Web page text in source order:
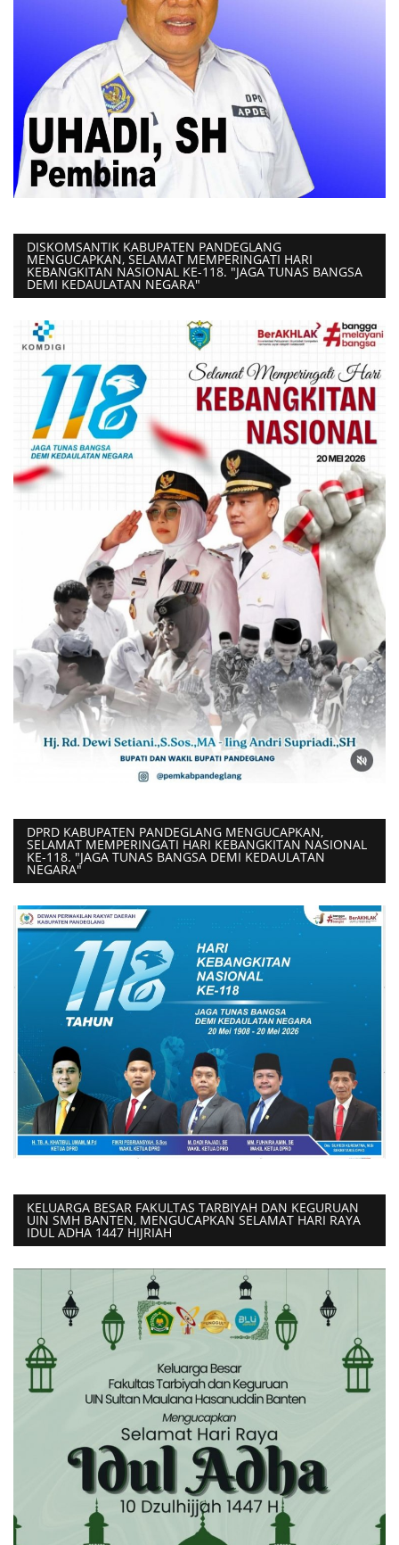
DISKOMSANTIK KABUPATEN PANDEGLANG
MENGUCAPKAN, SELAMAT MEMPERINGATI HARI
KEBANGKITAN NASIONAL KE-118. "JAGA TUNAS BANGSA
DEMI KEDAULATAN NEGARA"
DPRD KABUPATEN PANDEGLANG MENGUCAPKAN,
SELAMAT MEMPERINGATI HARI KEBANGKITAN NASIONAL
KE-118. "JAGA TUNAS BANGSA DEMI KEDAULATAN
NEGARA"
KELUARGA BESAR FAKULTAS TARBIYAH DAN KEGURUAN
UIN SMH BANTEN, MENGUCAPKAN SELAMAT HARI RAYA
IDUL ADHA 1447 HIJRIAH